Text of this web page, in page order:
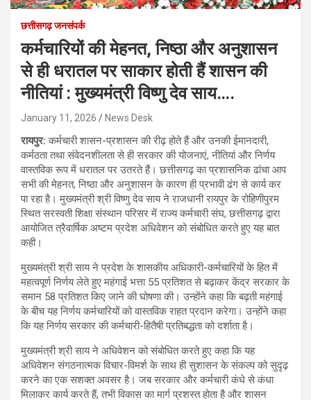
छत्तीसगढ़ जनसंपर्क
कर्मचारियों की मेहनत, निष्ठा और अनुशासन
से ही धरातल पर साकार होती हैं शासन की
नीतियां : मुख्यमंत्री विष्णु देव साय….
January 11, 2026 News Desk
रायपुर: कर्मचारी शासन-प्रशासन की रीढ़ होते हैं और उनकी ईमानदारी,
कर्मठता तथा संवेदनशीलता से ही सरकार की योजनाएं, नीतियां और निर्णय
वास्तविक रूप में धरातल पर उतरते हैं। छत्तीसगढ़ का प्रशासनिक ढांचा आप
सभी की मेहनत, निष्ठा और अनुशासन के कारण ही प्रभावी ढंग से कार्य कर
पा रहा है। मुख्यमंत्री श्री विष्णु देव साय ने राजधानी रायपुर के रोहिणीपुरम
स्थित सरस्वती शिक्षा संस्थान परिसर में राज्य कर्मचारी संघ, छत्तीसगढ़ द्वारा
आयोजित त्रैवार्षिक अष्टम प्रदेश अधिवेशन को संबोधित करते हुए यह बात
कही।
मुख्यमंत्री श्री साय ने प्रदेश के शासकीय अधिकारी-कर्मचारियों के हित में
महत्वपूर्ण निर्णय लेते हुए महंगाई भत्ता 55 प्रतिशत से बढ़ाकर केंद्र सरकार के
समान 58 प्रतिशत किए जाने की घोषणा की। उन्होंने कहा कि बढ़ती महंगाई
के बीच यह निर्णय कर्मचारियों को वास्तविक राहत प्रदान करेगा। उन्होंने कहा
कि यह निर्णय सरकार की कर्मचारी-हितैषी प्रतिबद्धता को दर्शाता है।
मुख्यमंत्री श्री साय ने अधिवेशन को संबोधित करते हुए कहा कि यह
अधिवेशन संगठनात्मक विचार-विमर्श के साथ ही सुशासन के संकल्प को सुदृढ़
करने का एक सशक्त अवसर है। जब सरकार और कर्मचारी कंधे से कंधा
मिलाकर कार्य करते हैं, तभी विकास का मार्ग प्रशस्त होता है और शासन